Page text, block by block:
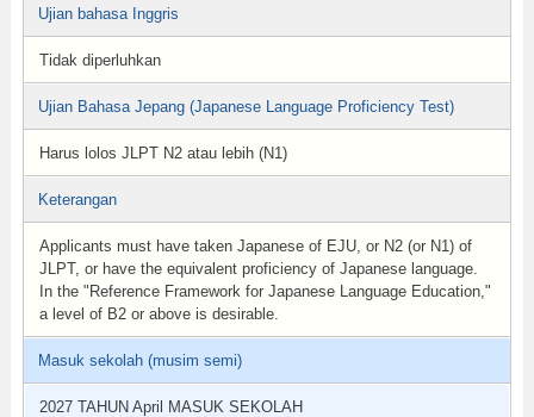
Ujian bahasa Inggris
Tidak diperluhkan
Ujian Bahasa Jepang (Japanese Language Proficiency Test)
Harus lolos JLPT N2 atau lebih (N1)
Keterangan
Applicants must have taken Japanese of EJU, or N2 (or N1) of
JLPT, or have the equivalent proficiency of Japanese language.
In the "Reference Framework for Japanese Language Education,"
a level of B2 or above is desirable.
Masuk sekolah (musim semi)
2027 TAHUN April MASUK SEKOLAH